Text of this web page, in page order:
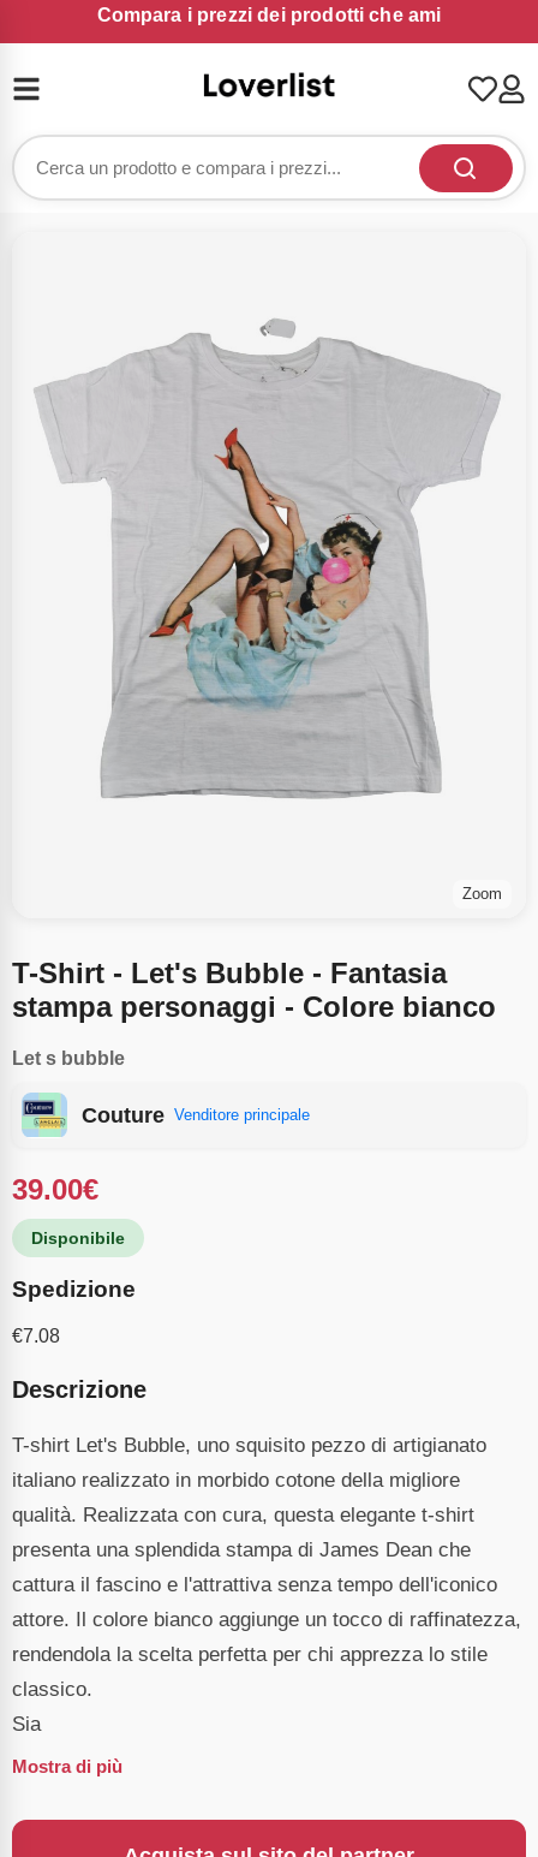
Compara i prezzi dei prodotti che ami
Zoom
T-Shirt - Let's Bubble - Fantasia
stampa personaggi - Colore bianco
Let s bubble
Couture Venditore principale
39.00€
Disponibile
Spedizione
€7.08
Descrizione
T-shirt Let's Bubble, uno squisito pezzo di artigianato
italiano realizzato in morbido cotone della migliore
qualità. Realizzata con cura, questa elegante t-shirt
presenta una splendida stampa di James Dean che
cattura il fascino e l'attrattiva senza tempo dell'iconico
attore. Il colore bianco aggiunge un tocco di raffinatezza,
rendendola la scelta perfetta per chi apprezza lo stile
classico.
Sia
Mostra di più